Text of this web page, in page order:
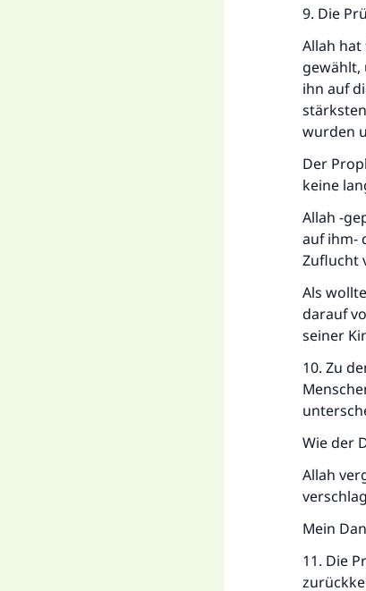
9. Die
Allah hat
gewählt,
ihn auf
wurden
Der
keine
Allah -
auf ihm-
Zuflucht
Als
darauf
seiner
10. Zu
Wie der
Allah
Mein
11. Die